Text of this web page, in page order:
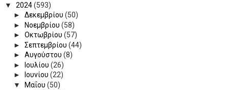
▼ 2024(593)
► Δεκεμβρίου (50)
►
Νοεμβρίου (58)
► Οκτωβρίου (57)
► Σεπτεμβρίου (44)
► Αυγούστου (8)
►
Ιουλίου (26)
►
Ιουνίου (22)
▼
Μαΐου (50)